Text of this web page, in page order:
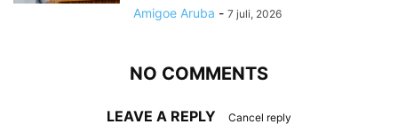
Amigoe Aruba - 7 juli, 2026
NO COMMENTS
LEAVE A REPLY Cancel reply